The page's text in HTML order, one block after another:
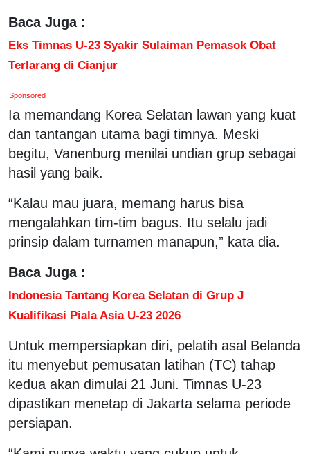
Baca Juga :
Eks Timnas U-23 Syakir Sulaiman Pemasok Obat
Terlarang di Cianjur
Sponsored
Ia memandang Korea Selatan lawan yang kuat
dan tantangan utama bagi timnya. Meski
begitu, Vanenburg menilai undian grup sebagai
hasil yang baik.
“Kalau mau juara, memang harus bisa
mengalahkan tim-tim bagus. Itu selalu jadi
prinsip dalam turnamen manapun,” kata dia.
Baca Juga :
Indonesia Tantang Korea Selatan di Grup J
Kualifikasi Piala Asia U-23 2026
Untuk mempersiapkan diri, pelatih asal Belanda
itu menyebut pemusatan latihan (TC) tahap
kedua akan dimulai 21 Juni. Timnas U-23
dipastikan menetap di Jakarta selama periode
persiapan.